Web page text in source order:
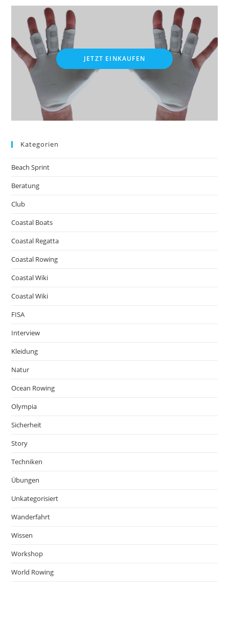
JETZT EINKAUFEN
Kategorien
Beach Sprint
Beratung
Club
Coastal Boats
Coastal Regatta
Coastal Rowing
Coastal Wiki
Coastal Wiki
FISA
Interview
Kleidung
Natur
Ocean Rowing
Olympia
Sicherheit
Story
Techniken
Übungen
Unkategorisiert
Wanderfahrt
Wissen
Workshop
World Rowing